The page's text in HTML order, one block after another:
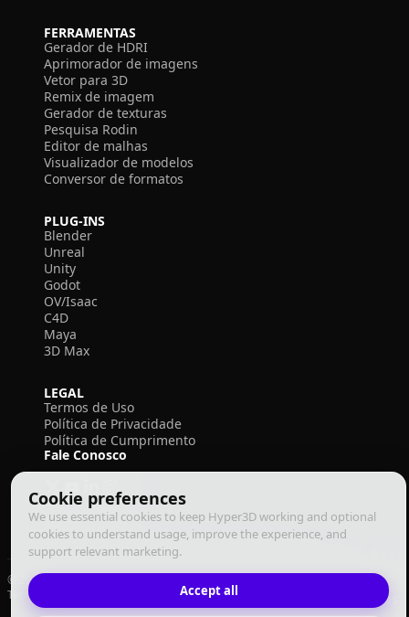
Cookie preferences
We use essential cookies to keep Hyper3D working and optional
cookies to understand usage, improve the experience, and
support relevant marketing.
Accept all
FERRAMENTAS
Gerador de HDRI
Aprimorador de imagens
Vetor para 3D
Remix de imagem
Gerador de texturas
Pesquisa Rodin
Editor de malhas
Visualizador de modelos
Conversor de formatos
PLUG-INS
Blender
Unreal
Unity
Godot
OV/Isaac
C4D
Maya
3D Max
LEGAL
Termos de Uso
Política de Privacidade
Política de Cumprimento
Fale Conosco
© 2026 Deemos Corporation. Todos os direitos reservados
Termos de Uso
Política de PrivacidadePolítica de Cumprimento Português